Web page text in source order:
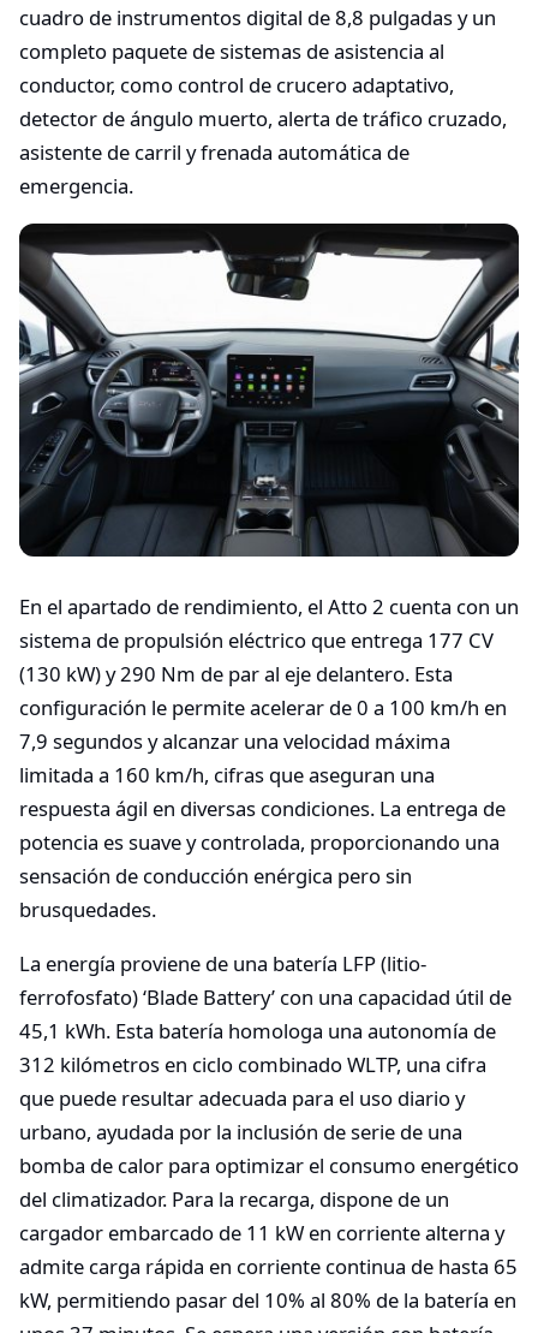
cuadro de instrumentos digital de 8,8 pulgadas y un
completo paquete de sistemas de asistencia al
conductor, como control de crucero adaptativo,
detector de ángulo muerto, alerta de tráfico cruzado,
asistente de carril y frenada automática de
emergencia.
En el apartado de rendimiento, el Atto 2 cuenta con un
sistema de propulsión eléctrico que entrega 177 CV
(130 kW) y 290 Nm de par al eje delantero. Esta
configuración le permite acelerar de 0 a 100 km/h en
7,9 segundos y alcanzar una velocidad máxima
limitada a 160 km/h, cifras que aseguran una
respuesta ágil en diversas condiciones. La entrega de
potencia es suave y controlada, proporcionando una
sensación de conducción enérgica pero sin
brusquedades.
La energía proviene de una batería LFP (litio-
ferrofosfato) ‘Blade Battery’ con una capacidad útil de
45,1 kWh. Esta batería homologa una autonomía de
312 kilómetros en ciclo combinado WLTP, una cifra
que puede resultar adecuada para el uso diario y
urbano, ayudada por la inclusión de serie de una
bomba de calor para optimizar el consumo energético
del climatizador. Para la recarga, dispone de un
cargador embarcado de 11 kW en corriente alterna y
admite carga rápida en corriente continua de hasta 65
kW, permitiendo pasar del 10% al 80% de la batería en